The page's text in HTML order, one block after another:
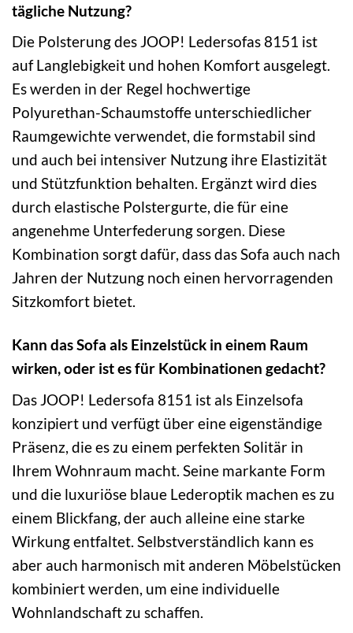
tägliche Nutzung?
Die Polsterung des JOOP! Ledersofas 8151 ist
auf Langlebigkeit und hohen Komfort ausgelegt.
Es werden in der Regel hochwertige
Polyurethan-Schaumstoffe unterschiedlicher
Raumgewichte verwendet, die formstabil sind
und auch bei intensiver Nutzung ihre Elastizität
und Stützfunktion behalten. Ergänzt wird dies
durch elastische Polstergurte, die für eine
angenehme Unterfederung sorgen. Diese
Kombination sorgt dafür, dass das Sofa auch nach
Jahren der Nutzung noch einen hervorragenden
Sitzkomfort bietet.
Kann das Sofa als Einzelstück in einem Raum
wirken, oder ist es für Kombinationen gedacht?
Das JOOP! Ledersofa 8151 ist als Einzelsofa
konzipiert und verfügt über eine eigenständige
Präsenz, die es zu einem perfekten Solitär in
Ihrem Wohnraum macht. Seine markante Form
und die luxuriöse blaue Lederoptik machen es zu
einem Blickfang, der auch alleine eine starke
Wirkung entfaltet. Selbstverständlich kann es
aber auch harmonisch mit anderen Möbelstücken
kombiniert werden, um eine individuelle
Wohnlandschaft zu schaffen.